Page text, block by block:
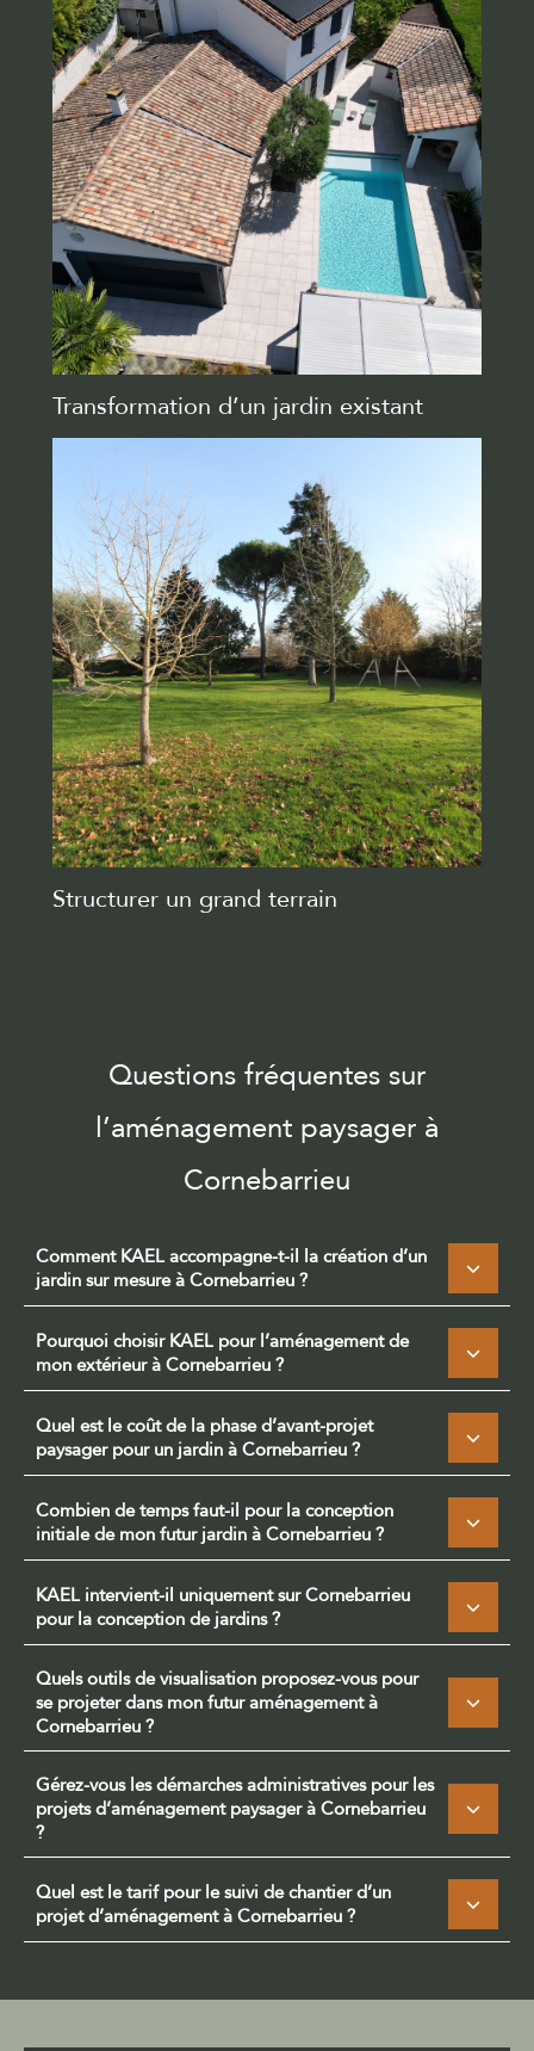
Transformation d’un jardin existant
Structurer un grand terrain
Questions fréquentes sur
l’aménagement paysager à
Cornebarrieu
Comment KAEL accompagne-t-il la création d’un
jardin sur mesure à Cornebarrieu ?
Pourquoi choisir KAEL pour l’aménagement de
mon extérieur à Cornebarrieu ?
Quel est le coût de la phase d’avant-projet
paysager pour un jardin à Cornebarrieu ?
Combien de temps faut-il pour la conception
initiale de mon futur jardin à Cornebarrieu ?
KAEL intervient-il uniquement sur Cornebarrieu
pour la conception de jardins ?
Quels outils de visualisation proposez-vous pour
se projeter dans mon futur aménagement à
Cornebarrieu ?
Gérez-vous les démarches administratives pour les
projets d’aménagement paysager à Cornebarrieu
?
Quel est le tarif pour le suivi de chantier d’un
projet d’aménagement à Cornebarrieu ?